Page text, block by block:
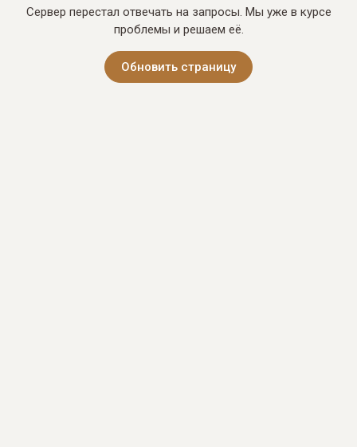
Сервер перестал отвечать на запросы. Мы уже в курсе
проблемы и решаем её.
Обновить страницу